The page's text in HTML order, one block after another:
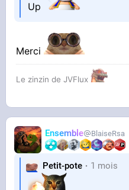
Up
Merci
Le zinzin de JVFlux
Ensemble BlaiseRsa
Petit-pote 1 mois